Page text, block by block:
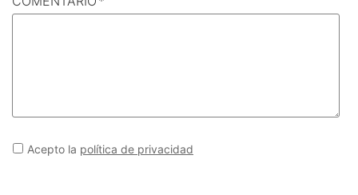
Acepto la política de privacidad